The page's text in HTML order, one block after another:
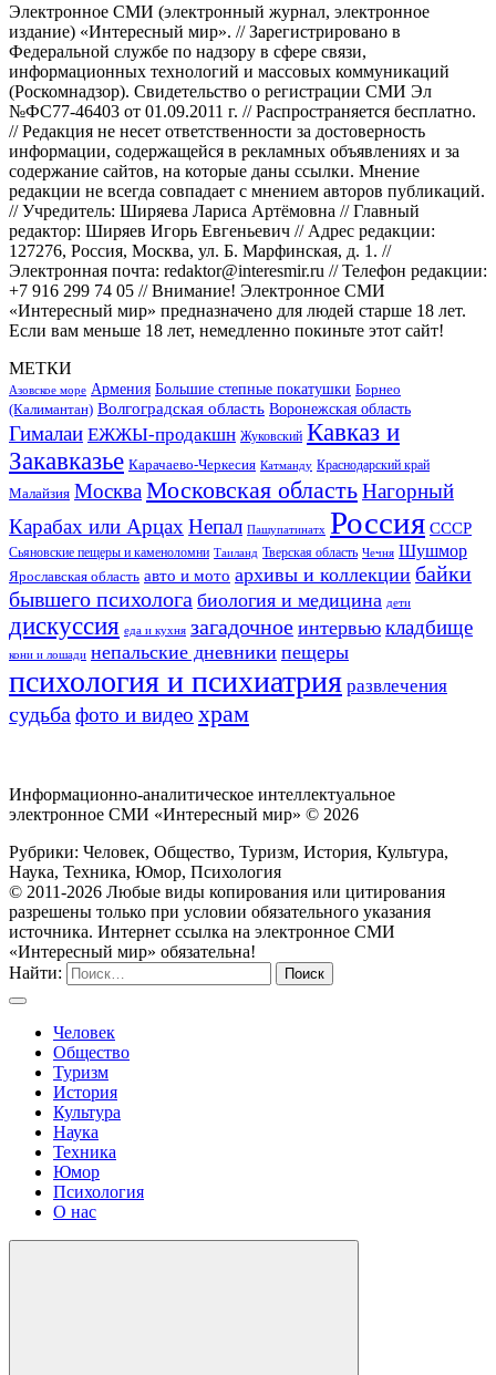
Электронное СМИ (электронный журнал, электронное
издание) «Интересный мир». // Зарегистрировано в
Федеральной службе по надзору в сфере связи,
информационных технологий и массовых коммуникаций
(Роскомнадзор). Свидетельство о регистрации СМИ Эл
№ФС77-46403 от 01.09.2011 г. // Распространяется бесплатно.
// Редакция не несет ответственности за достоверность
информации, содержащейся в рекламных объявлениях и за
содержание сайтов, на которые даны ссылки. Мнение
редакции не всегда совпадает с мнением авторов публикаций.
// Учредитель: Ширяева Лариса Артёмовна // Главный
редактор: Ширяев Игорь Евгеньевич // Адрес редакции:
127276, Россия, Москва, ул. Б. Марфинская, д. 1. //
Электронная почта: redaktor@interesmir.ru // Телефон редакции:
+7 916 299 74 05 // Внимание! Электронное СМИ
«Интересный мир» предназначено для людей старше 18 лет.
Если вам меньше 18 лет, немедленно покиньте этот сайт!
МЕТКИ
Азовское море Армения Большие степные покатушки Борнео
(Калимантан) Волгоградская область Воронежская область
Гималаи ЕЖЖЫ-продакшн Жуковский Кавказ и
Закавказье Карачаево-Черкесия Катманду Краснодарский край
Малайзия МоскваМосковская областьНагорный
Карабах или Арцах Непал Пашупатинатх Россия СССР
Сьяновские пещеры и каменоломни Таиланд Тверская область Чечня Шушмор
Ярославская область авто и мото архивы и коллекции байки
бывшего психолога биология и медицина дети
дискуссия еда и кухня загадочное интервью кладбище
кони и лошади непальские дневники пещеры
психология и психиатрия развлечения
судьба фото и видео храм
Информационно-аналитическое интеллектуальное
электронное СМИ «Интересный мир» © 2026
Рубрики: Человек, Общество, Туризм, История, Культура,
Наука, Техника, Юмор, Психология
© 2011-2026 Любые виды копирования или цитирования
разрешены только при условии обязательного указания
источника. Интернет ссылка на электронное СМИ
«Интересный мир» обязательна!
Найти:
Человек
Общество
Туризм
История
Культура
Наука
Техника
Юмор
Психология
О нас